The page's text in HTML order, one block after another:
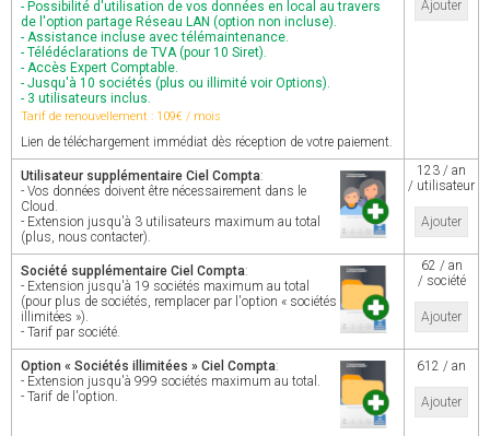
- Possibilité d'utilisation de vos données en local au travers
de l'option partage Réseau LAN (option non incluse).
- Assistance incluse avec télémaintenance.
- Télédéclarations de TVA (pour 10 Siret).
- Accès Expert Comptable.
- Jusqu'à 10 sociétés (plus ou illimité voir Options).
- 3 utilisateurs inclus.
Tarif de renouvellement : 109€ / mois
Lien de téléchargement immédiat dès réception de votre paiement.
Ajouter
Utilisateur supplémentaire Ciel Compta:
- Vos données doivent être nécessairement dans le
Cloud.
- Extension jusqu'à 3 utilisateurs maximum au total
(plus, nous contacter).
123 / an
/ utilisateur
Ajouter
Société supplémentaire Ciel Compta:
- Extension jusqu'à 19 sociétés maximum au total
(pour plus de sociétés, remplacer par l'option « sociétés
illimitées »).
- Tarif par société.
62 / an
/ société
Ajouter
Option « Sociétés illimitées » Ciel Compta:
- Extension jusqu'à 999 sociétés maximum au total.
- Tarif de l'option.
612 / an
Ajouter